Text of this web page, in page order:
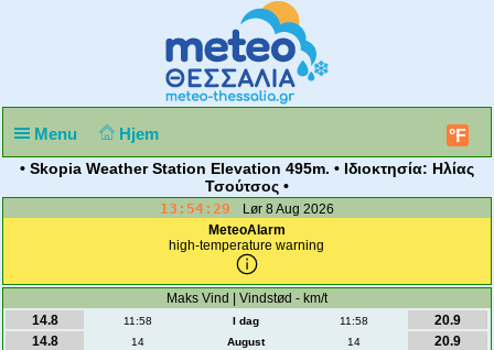
Menu Hjem °F
• Skopia Weather Station Elevation 495m. • Ιδιοκτησία: Ηλίας
Τσούτσος •
13:54:30
Lør 8 Aug 2026
MeteoAlarm
high-temperature warning
Maks Vind | Vindstød - km/t
14.8
11:58 I dag 11:58
20.9
14.8
14 August 14
20.9